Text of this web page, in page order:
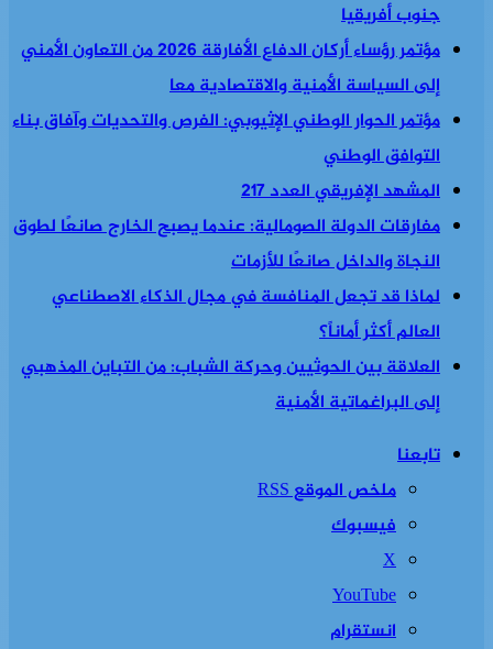
جنوب أفريقيا
مؤتمر رؤساء أركان الدفاع الأفارقة 2026 من التعاون الأمني
إلى السياسة الأمنية والاقتصادية معا
مؤتمر الحوار الوطني الإثيوبي: الفرص والتحديات وآفاق بناء
التوافق الوطني
المشهد الإفريقي العدد 217
مفارقات الدولة الصومالية: عندما يصبح الخارج صانعًا لطوق
النجاة والداخل صانعًا للأزمات
لماذا قد تجعل المنافسة في مجال الذكاء الاصطناعي
العالم أكثر أماناً؟
العلاقة بين الحوثيين وحركة الشباب: من التباين المذهبي
إلى البراغماتية الأمنية
تابعنا
ملخص الموقع RSS
فيسبوك
‫X
‫YouTube
انستقرام